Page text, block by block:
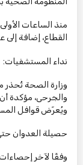
القطاع، إضافة
نداء المستشفيات:
وزارة الصحة تُحذر
والجرحى، مؤكدة
ويُعرّض قوافل
حصيلة العدوان
وفقًا لآخر